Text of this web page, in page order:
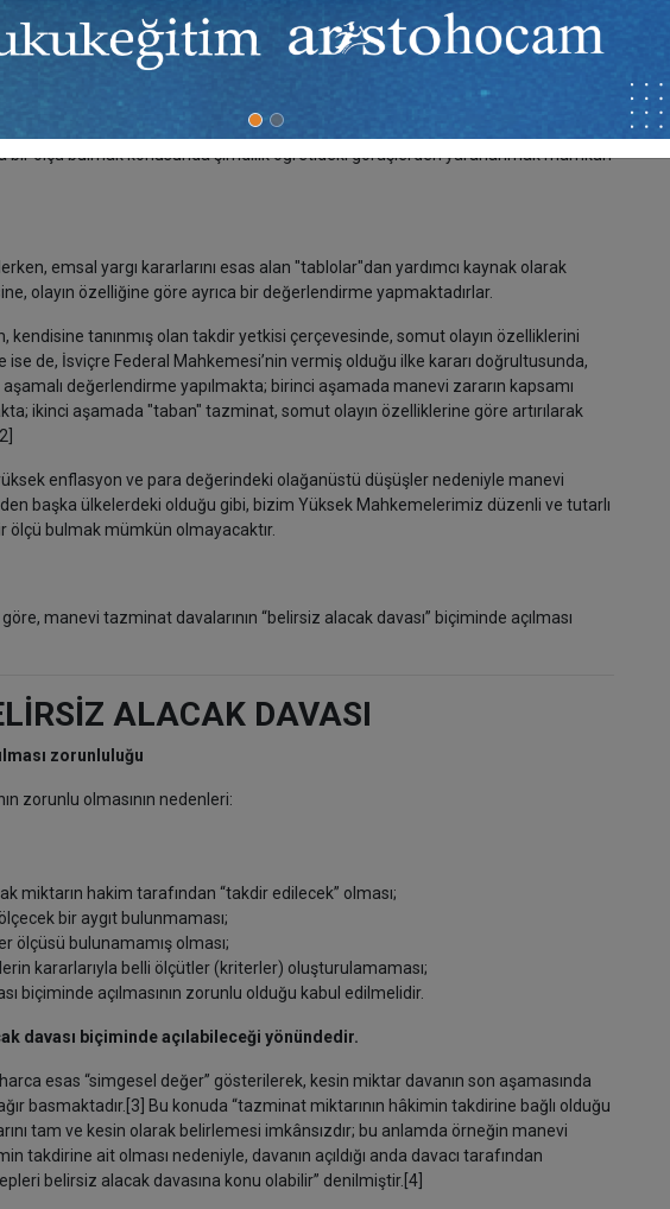
kadar kolay paraya çevrilememesi, matematik cetvellerle hesaplanıp
bir parçası sayılmasına engel olmamalıdır. “Maddi zarar hesaplanır,
denilmektedir.[1]
bir ölçü bulunabilir mi, bunu denemeliyiz. Ama ülkemizdeki ekonomik çöküşler
buna olanak yoktur. Bizim bu konuda yaptığımız çalışmalar da ne yazık ki
ölçü bulmak konusunda şimdilik öğretideki görüşlerden yararlanmak mümkün
emsal yargı kararlarını esas alan "tablolar"dan yardımcı kaynak olarak
olayın özelliğine göre ayrıca bir değerlendirme yapmaktadırlar.
tanınmış olan takdir yetkisi çerçevesinde, somut olayın özelliklerini
de, İsviçre Federal Mahkemesi’nin vermiş olduğu ilke kararı doğrultusunda,
değerlendirme yapılmakta; birinci aşamada manevi zararın kapsamı
ikinci aşamada "taban" tazminat, somut olayın özelliklerine göre artırılarak
enflasyon ve para değerindeki olağanüstü düşüşler nedeniyle manevi
başka ülkelerdeki olduğu gibi, bizim Yüksek Mahkemelerimiz düzenli ve tutarlı
bulmak mümkün olmayacaktır.
manevi tazminat davalarının “belirsiz alacak davası” biçiminde açılması
ALACAK DAVASI
zorunluluğu
zorunlu olmasının nedenleri:
miktarın hakim tarafından “takdir edilecek” olması;
bir aygıt bulunmaması;
ölçüsü bulunamamış olması;
kararlarıyla belli ölçütler (kriterler) oluşturulamaması;
biçiminde açılmasının zorunlu olduğu kabul edilmelidir.
davası biçiminde açılabileceği yönündedir.
esas “simgesel değer” gösterilerek, kesin miktar davanın son aşamasında
basmaktadır.[3] Bu konuda “tazminat miktarının hâkimin takdirine bağlı olduğu
tam ve kesin olarak belirlemesi imkânsızdır; bu anlamda örneğin manevi
ait olması nedeniyle, davanın açıldığı anda davacı tarafından
belirsiz alacak davasına konu olabilir” denilmiştir.[4]